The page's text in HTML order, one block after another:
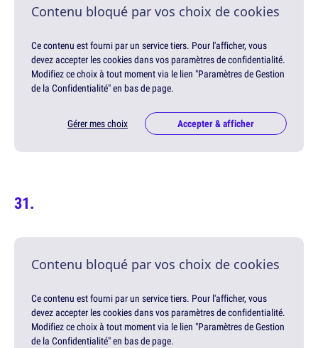
Contenu bloqué par vos choix de cookies
Ce contenu est fourni par un service tiers. Pour l'afficher, vous
devez accepter les cookies dans vos paramètres de confidentialité.
Modifiez ce choix à tout moment via le lien "Paramètres de Gestion
de la Confidentialité" en bas de page.
Gérer mes choix Accepter & afficher
Contenu bloqué par vos choix de cookies
Ce contenu est fourni par un service tiers. Pour l'afficher, vous
devez accepter les cookies dans vos paramètres de confidentialité.
Modifiez ce choix à tout moment via le lien "Paramètres de Gestion
de la Confidentialité" en bas de page.